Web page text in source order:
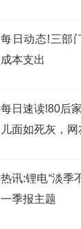
每日动态!三部
成本支出
每日速读!80后
儿面如死灰，
热讯:锂电“淡季
一季报主题